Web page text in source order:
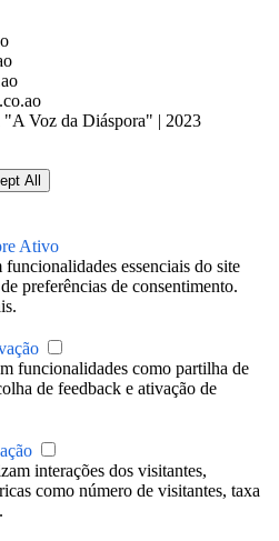
"A Voz da Diáspora" | 2023
All
Ativo
essenciais do site
preferências de consentimento.
funcionalidades como partilha de
de feedback e ativação de
interações dos visitantes,
como número de visitantes, taxa